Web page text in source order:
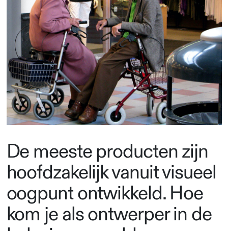
De meeste producten zijn
hoofdzakelijk vanuit visueel
oogpunt ontwikkeld. Hoe
kom je als ontwerper in de